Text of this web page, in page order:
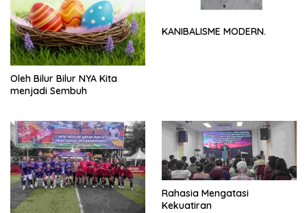
Oleh Bilur Bilur NYA Kita
menjadi Sembuh
KANIBALISME MODERN.
Rahasia Mengatasi
Kekuatiran